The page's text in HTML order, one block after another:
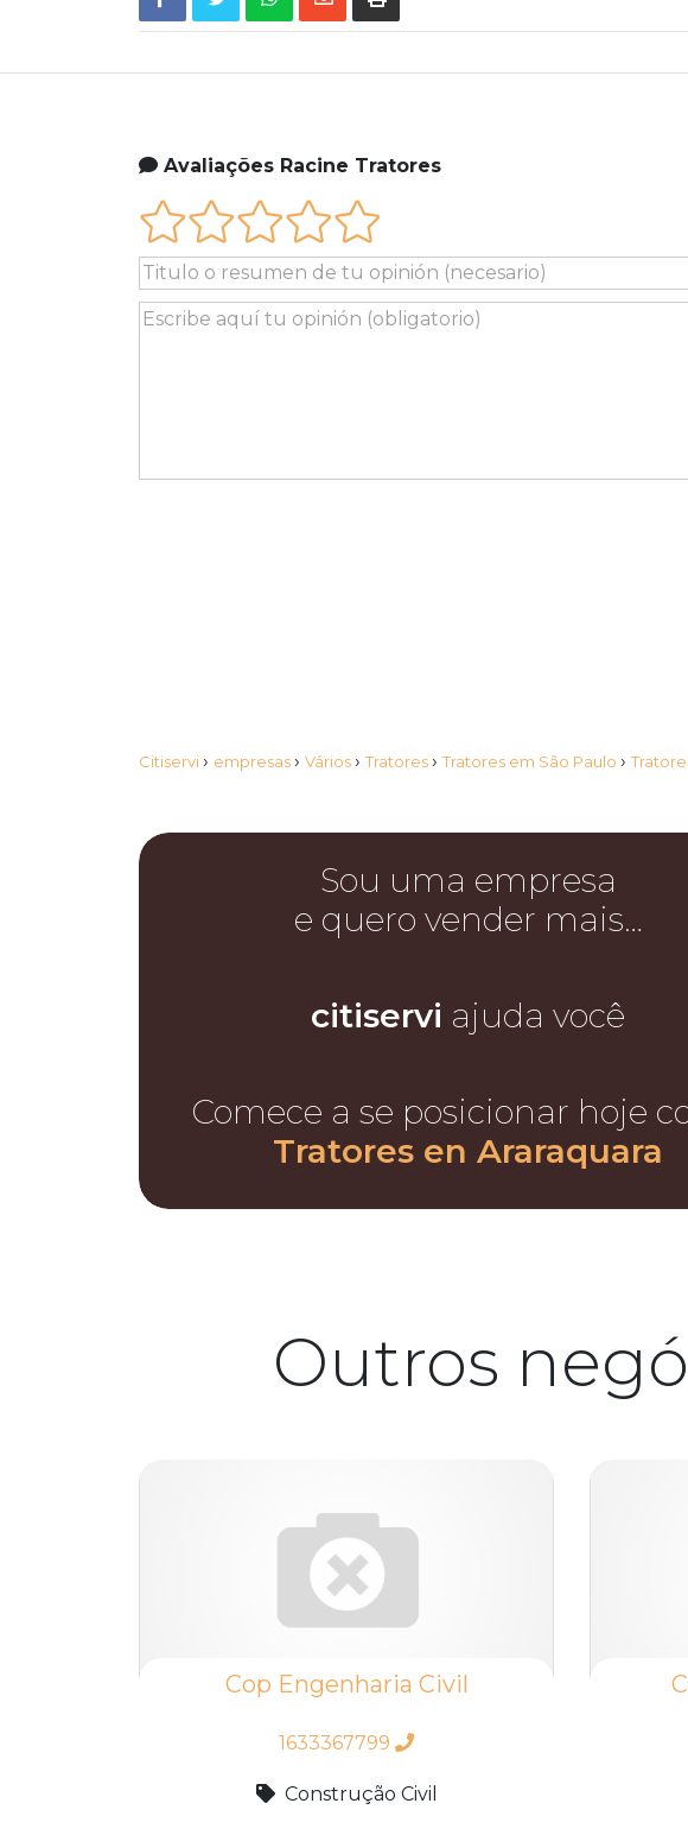
Avaliações Racine Tratores
Citiservi › empresas › Vários › Tratores › Tratores em São Paulo ›
Sou uma empresa
e quero vender mais…
citiservi ajuda você
Comece a se posicionar hoje
Tratores en Araraquara
Outros
Cop Engenharia Civil
1633367799
Construção Civil